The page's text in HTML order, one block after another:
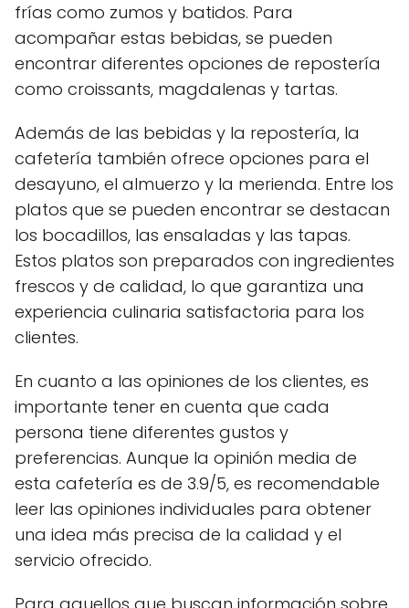
frías como zumos y batidos. Para
acompañar estas bebidas, se pueden
encontrar diferentes opciones de repostería
como croissants, magdalenas y tartas.
Además de las bebidas y la repostería, la
cafetería también ofrece opciones para el
desayuno, el almuerzo y la merienda. Entre los
platos que se pueden encontrar se destacan
los bocadillos, las ensaladas y las tapas.
Estos platos son preparados con ingredientes
frescos y de calidad, lo que garantiza una
experiencia culinaria satisfactoria para los
clientes.
En cuanto a las opiniones de los clientes, es
importante tener en cuenta que cada
persona tiene diferentes gustos y
preferencias. Aunque la opinión media de
esta cafetería es de 3.9/5, es recomendable
leer las opiniones individuales para obtener
una idea más precisa de la calidad y el
servicio ofrecido.